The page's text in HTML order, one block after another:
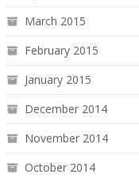
March 2015
February 2015
January 2015
December 2014
November 2014
October 2014